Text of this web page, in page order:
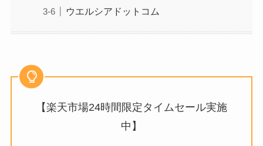
ウエルシアドットコム
【楽天市場24時間限定タイムセール実施
中】